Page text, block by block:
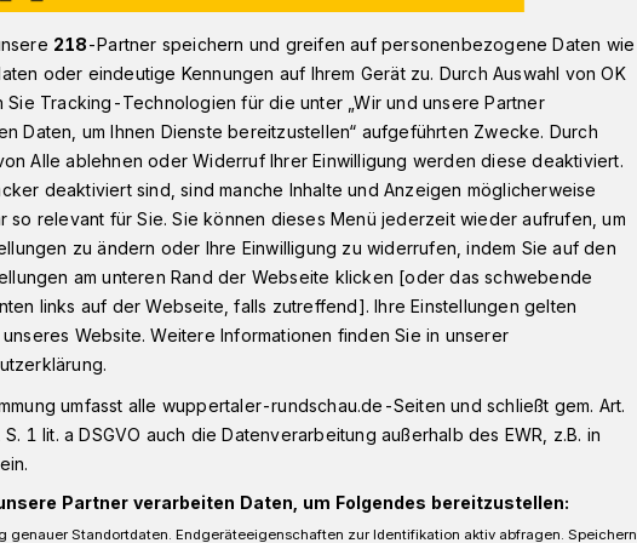
Museumsbahnen
für die
können wie geplant im
Diebe zweimal Teile der
hatten (wir berichteten),
zur Verfügung, um die Schäden zu
218-Partner speichern und greifen auf personenbezogene Daten wie
oder eindeutige Kennungen auf Ihrem Gerät zu. Durch Auswahl von OK
Sie Tracking-Technologien für die unter „Wir und unsere Partner
Daten, um Ihnen Dienste bereitzustellen“ aufgeführten Zwecke. Durch
Alle ablehnen oder Widerruf Ihrer Einwilligung werden diese deaktiviert.
deaktiviert sind, sind manche Inhalte und Anzeigen möglicherweise
so relevant für Sie. Sie können dieses Menü jederzeit wieder aufrufen, um
zu ändern oder Ihre Einwilligung zu widerrufen, indem Sie auf den
am unteren Rand der Webseite klicken [oder das schwebende
links auf der Webseite, falls zutreffend]. Ihre Einstellungen gelten
Website. Weitere Informationen finden Sie in unserer
umfasst alle wuppertaler-rundschau.de-Seiten und schließt gem. Art.
1 lit. a DSGVO auch die Datenverarbeitung außerhalb des EWR, z.B. in
Partner verarbeiten Daten, um Folgendes bereitzustellen:
genauer Standortdaten. Endgeräteeigenschaften zur Identifikation aktiv abfragen. Speichern